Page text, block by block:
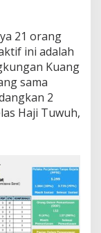
21 orang
ini adalah
Kuang
sama
2
Haji Tuwuh,